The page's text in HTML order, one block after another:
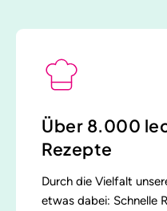
Über 8.000
Rezepte
Durch die Vielfalt
etwas dabei: Schnelle